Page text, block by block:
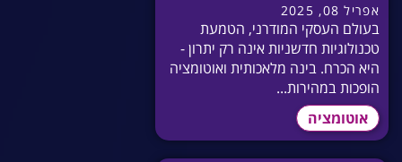
אפריל 08, 2025
בעולם העסקי המודרני, הטמעת
טכנולוגיות חדשניות אינה רק יתרון -
היא הכרח. בינה מלאכותית ואוטומציה
הופכות במהירות...
אוטומציה